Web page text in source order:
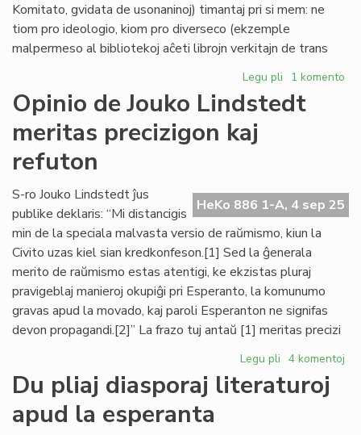
Komitato, gvidata de usonaninoj) timantaj pri si mem: ne
tiom pro ideologio, kiom pro diverseco (ekzemple
malpermeso al bibliotekoj aĉeti librojn verkitajn de trans
Legu pli pri
PEN
Internacia:
1 komento
Opinio de Jouko Lindstedt
meritas precizigon kaj
refuton
HeKo 886 1-A, 4 sep 25
S-ro Jouko Lindstedt ĵus
publike deklaris: “Mi distancigis
min de la speciala malvasta versio de raŭmismo, kiun la
Civito uzas kiel sian kredkonfeson.[1] Sed la ĝenerala
merito de raŭmismo estas atentigi, ke ekzistas pluraj
pravigeblaj manieroj okupiĝi pri Esperanto, la komunumo
gravas apud la movado, kaj paroli Esperanton ne signifas
devon propagandi.[2]” La frazo tuj antaŭ [1] meritas precizi
Legu pli pri
Opinio
de
4 komentoj
Du pliaj diasporaj literaturoj
apud la esperanta